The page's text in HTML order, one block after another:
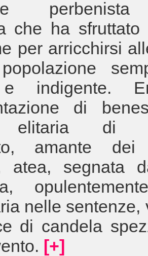
che ha
per arricchirsi
indigente.
di
elitaria di
amante dei
atea, segnata
nelle sentenze,
di candela
[+]